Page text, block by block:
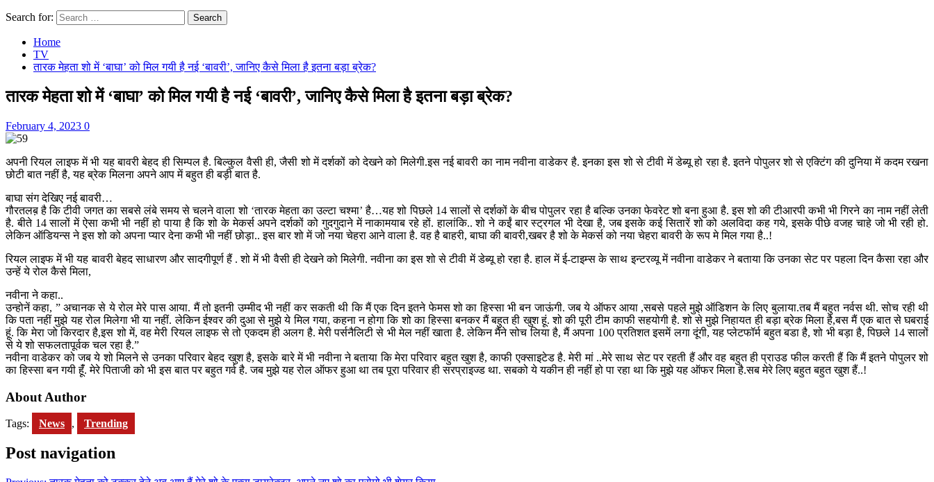
Search for:
Home
TV
तारक मेहता शो में ‘बाघा’ को मिल गयी है नई ‘बावरी’, जानिए कैसे मिला है इतना बड़ा ब्रेक?
तारक मेहता शो में ‘बाघा’ को मिल गयी है नई ‘बावरी’, जानिए कैसे मिला है इतना बड़ा ब्रेक?
February 4, 2023 0
अपनी रियल लाइफ में भी यह बावरी बेहद ही सिम्पल है. बिल्कुल वैसी ही, जैसी शो में दर्शकों को देखने को मिलेगी.इस नई बावरी का नाम नवीना वाडेकर है. इनका इस शो से टीवी में डेब्यू हो रहा है. इतने पोपुलर शो से एक्टिंग की दुनिया में कदम रखना
छोटी बात नहीं है, यह ब्रेक मिलना अपने आप में बहुत ही बड़ी बात है.
बाघा संग देखिए नई बावरी…
गौरतलब़ है कि टीवी जगत का सबसे लंबे समय से चलने वाला शो ‘तारक मेहता का उल्टा चश्मा’ है…यह शो पिछले 14 सालों से दर्शकों के बीच पोपुलर रहा है बल्कि उनका फेवरेट शो बना हुआ है. इस शो की टीआरपी कभी भी गिरने का नाम नहीं लेती
है. बीते 14 सालों में ऐसा कभी भी नहीं हो पाया है कि शो के मेकर्स अपने दर्शकों को गुदगुदाने में नाकामयाब रहे हों. हालांकि.. शो ने कईं बार स्ट्रगल भी देखा है, जब इसके कई सितारें शो को अलविदा कह गये, इसके पीछे वजह चाहे जो भी रही हो.
लेकिन ऑडियन्स ने इस शो को अपना प्यार देना कभी भी नहीं छोड़ा.. इस बार शो में जो नया चेहरा आने वाला है. वह है बाहरी, बाघा की बावरी,खबर है शो के मेकर्स को नया चेहरा बावरी के रूप मे मिल गया है..!
रियल लाइफ में भी यह बावरी बेहद साधारण और सादगीपूर्ण हैं . शो में भी वैसी ही देखने को मिलेगी. नवीना का इस शो से टीवी में डेब्यू हो रहा है. हाल में ई-टाइम्स के साथ इन्टरव्यू में नवीना वाडेकर ने बताया कि उनका सेट पर पहला दिन कैसा रहा और
उन्हें ये रोल कैसे मिला,
नवीना ने कहा..
उन्होनें कहा, ” अचानक से ये रोल मेरे पास आया. मैं तो इतनी उम्मीद भी नहीं कर सकती थी कि मैं एक दिन इतने फेमस शो का हिस्सा भी बन जाऊंगी. जब ये ऑफर आया ,सबसे पहले मुझे ऑडिशन के लिए बुलाया.तब मैं बहुत नर्वस थी. सोच रही थी
कि पता नहीं मुझे यह रोल मिलेगा भी या नहीं. लेकिन ईश्वर की दुआ से मुझे ये मिल गया, कहना न होगा कि शो का हिस्सा बनकर मैं बहुत ही खुश हूं. शो की पूरी टीम काफी सहयोगी है. शो से मुझे निहायत ही बड़ा ब्रेक मिला है,बस मैं एक बात से घबराई
हूं. कि मेरा जो किरदार है,इस शो में, वह मेरी रियल लाइफ से तो एकदम ही अलग है. मेरी पर्सनैलिटी से भी मेल नहीं खाता है. लेकिन मैंने सोच लिया है, मैं अपना 100 प्रतिशत इसमें लगा दूंगी, यह प्लेटफॉर्म बहुत बडा है, शो भी बड़ा है, पिछले 14 सालों
से ये शो सफलतापूर्वक चल रहा है.”
नवीना वाडेकर को जब ये शो मिलने से उनका परिवार बेहद खुश है, इसके बारे में भी नवीना ने बताया कि मेरा परिवार बहुत खुश है, काफी एक्साइटेड है. मेरी मां ..मेरे साथ सेट पर रहती हैं और वह बहुत ही प्राउड फील करती हैं कि मैं इतने पोपुलर शो
का हिस्सा बन गयी हूंँ. मेरे पिताजी को भी इस बात पर बहुत गर्व है. जब मुझे यह रोल ऑफर हुआ था तब पूरा परिवार ही सरप्राइज्ड था. सबको ये यकीन ही नहीं हो पा रहा था कि मुझे यह ऑफर मिला है.सब मेरे लिए बहुत बहुत खुश हैं..!
About Author
Tags: News , Trending
Post navigation